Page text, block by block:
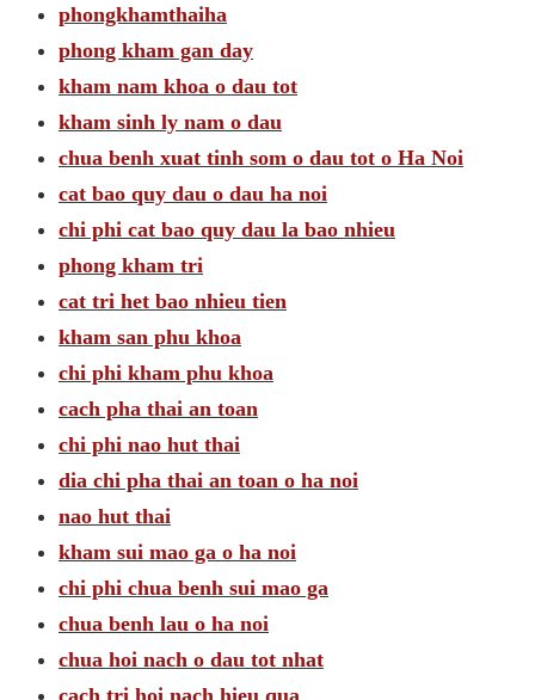
phongkhamthaiha
phong kham gan day
kham nam khoa o dau tot
kham sinh ly nam o dau
chua benh xuat tinh som o dau tot o Ha Noi
cat bao quy dau o dau ha noi
chi phi cat bao quy dau la bao nhieu
phong kham tri
cat tri het bao nhieu tien
kham san phu khoa
chi phi kham phu khoa
cach pha thai an toan
chi phi nao hut thai
dia chi pha thai an toan o ha noi
nao hut thai
kham sui mao ga o ha noi
chi phi chua benh sui mao ga
chua benh lau o ha noi
chua hoi nach o dau tot nhat
cach tri hoi nach hieu qua